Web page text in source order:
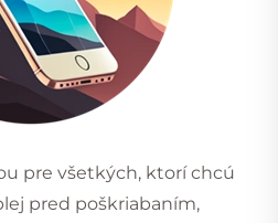
pre všetkých, ktorí chcú
pred poškriabaním,